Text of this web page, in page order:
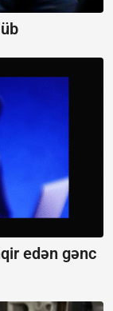
edən gənc